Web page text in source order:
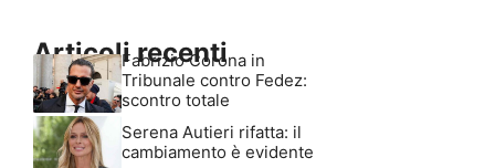
Articoli recenti
Fabrizio Corona in
Tribunale contro Fedez:
scontro totale
Serena Autieri rifatta: il
cambiamento è evidente